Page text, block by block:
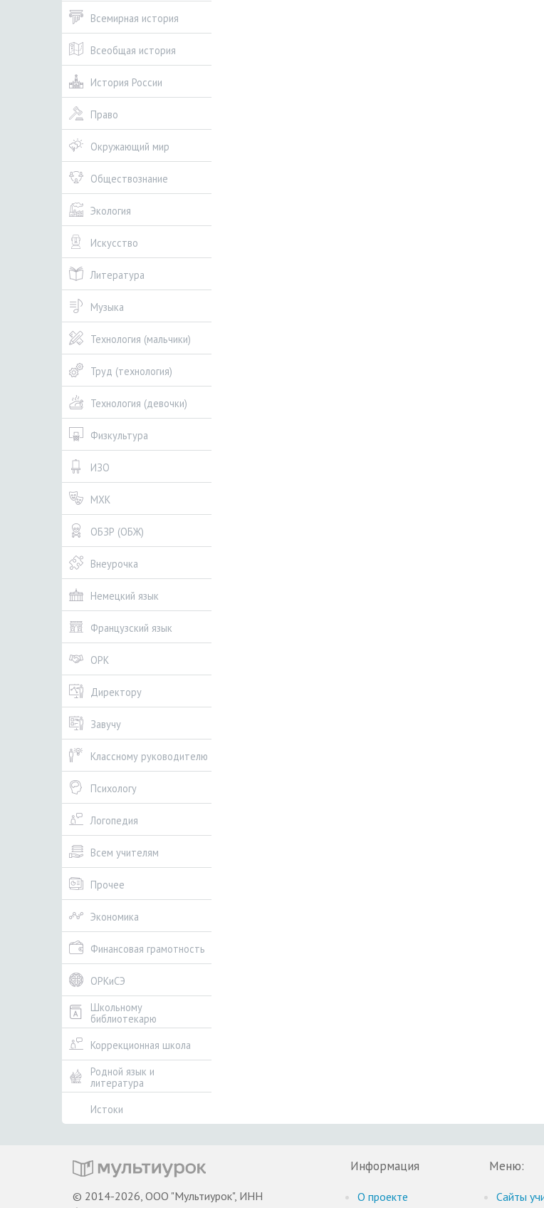
Всемирная история
Всеобщая история
История России
Право
Окружающий мир
Обществознание
Экология
Искусство
Литература
Музыка
Технология (мальчики)
Труд (технология)
Технология (девочки)
Физкультура
ИЗО
МХК
ОБЗР (ОБЖ)
Внеурочка
Немецкий язык
Французский язык
ОРК
Директору
Завучу
Классному руководителю
Психологу
Логопедия
Всем учителям
Прочее
Экономика
Финансовая грамотность
ОРКиСЭ
Школьному
библиотекарю
Коррекционная школа
Родной язык и
литература
Истоки
© 2014-2026, ООО "Мультиурок", ИНН
Информация
О проекте
Меню:
Cайты